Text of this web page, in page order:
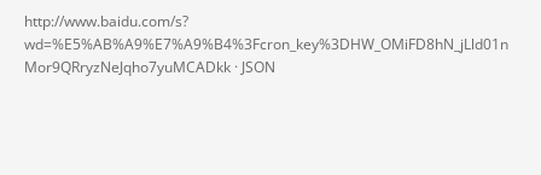
http://www.baidu.com/s?
wd=%E5%AB%A9%E7%A9%B4%3Fcron_key%3DHW_OMiFD8hN_jLld01n
Mor9QRryzNeJqho7yuMCADkk · JSON